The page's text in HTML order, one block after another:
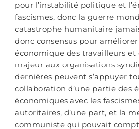
pour l’instabilité politique et
fascismes, donc la guerre
catastrophe humanitaire
donc consensus pour
économique des travailleurs et
majeur aux organisations
dernières peuvent s’appuyer
collaboration d’une partie des
économiques avec les
autoritaires, d’une part, et la
communiste qui pouvait